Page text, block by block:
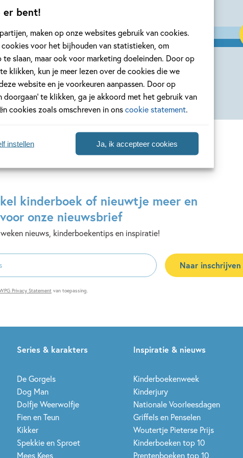
bent!
maken op onze websites gebruik van cookies.
voor het bijhouden van statistieken, om
te slaan, maar ook voor marketing doeleinden. Door op
te klikken, kun je meer lezen over de cookies die we
website en je voorkeuren aanpassen. Door op
doorgaan’ te klikken, ga je akkoord met het gebruik van
cookies zoals omschreven in onscookie statement.
Ja, ik accepteer cookies
instellen
Sportgek
René
Foolen,
Roelof
20,99
Pop-up-bio’s 1 –
Vincent van Gogh
Susie
Hodge,
Bellón
14,99
kinderboek of nieuwtje meer en
onze nieuwsbrief
nieuws, kinderboekentips en inspiratie!
Naar inschrijven
Privacy Statement van toepassing.
Series & karakters
De Gorgels
Dog Man
Dolfje Weerwolfje
Fien en Teun
Kikker
Spekkie en Sproet
Mees Kees
Inspiratie & nieuws
Kinderboekenweek
Kinderjury
Nationale Voorleesdagen
Griffels en Penselen
Woutertje Pieterse Prijs
Kinderboeken top 10
Prentenboeken top 10